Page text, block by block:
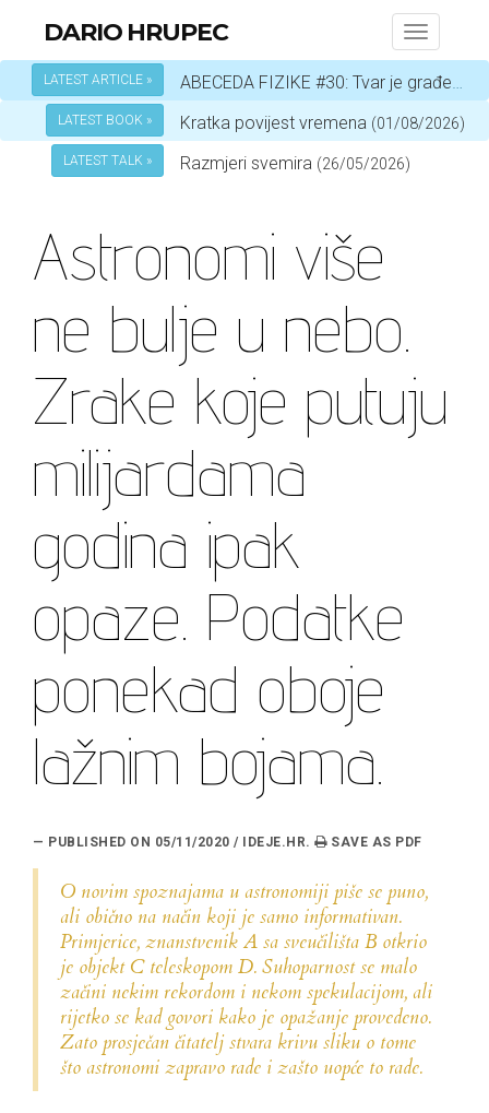
Toggle
DARIO HRUPEC
LATEST ARTICLE » ABECEDA FIZIKE #30: Tvar je građena od atoma
LATEST BOOK » Kratka povijest vremena (01/08/2026)
LATEST TALK » Razmjeri svemira (26/05/2026)
Astronomi više
ne bulje u nebo.
Zrake koje putuju
milijardama
godina ipak
opaze. Podatke
ponekad oboje
lažnim bojama.
— PUBLISHED ON 05/11/2020 / IDEJE.HR.
O novim spoznajama u astronomiji piše se puno,
ali obično na način koji je samo informativan.
Primjerice, znanstvenik A sa sveučilišta B otkrio
je objekt C teleskopom D. Suhoparnost se malo
začini nekim rekordom i nekom spekulacijom, ali
rijetko se kad govori kako je opažanje provedeno.
Zato prosječan čitatelj stvara krivu sliku o tome
što astronomi zapravo rade i zašto uopće to rade.